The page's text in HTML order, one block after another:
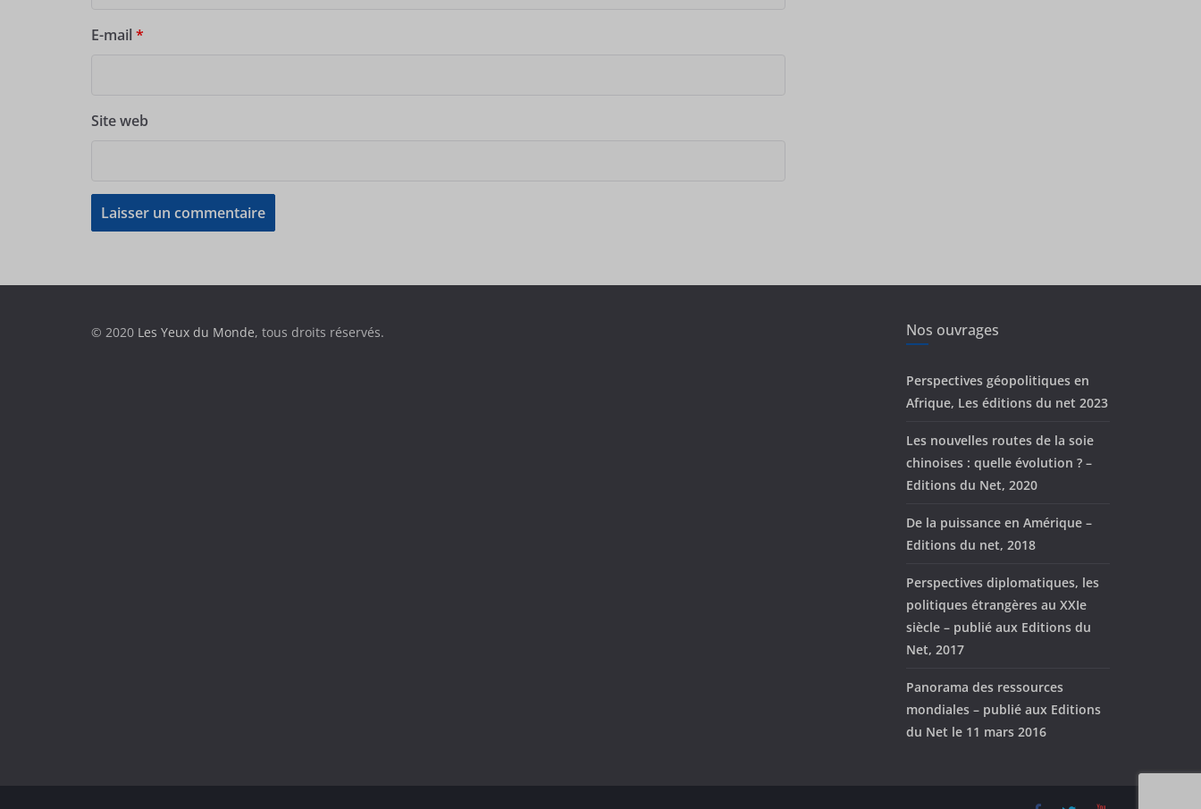
E-mail *
Site web
© 2020 Les Yeux du Monde, tous droits réservés. Nos ouvrages
Perspectives géopolitiques en
Afrique, Les éditions du net 2023
Les nouvelles routes de la soie
chinoises : quelle évolution ? –
Editions du Net, 2020
De la puissance en Amérique –
Editions du net, 2018
Perspectives diplomatiques, les
politiques étrangères au XXIe
siècle – publié aux Editions du
Net, 2017
Panorama des ressources
mondiales – publié aux Editions
du Net le 11 mars 2016